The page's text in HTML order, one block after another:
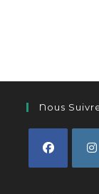
Nous